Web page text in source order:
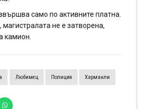
само по активните платна.
не е затворена,
камион.
Любимец Полиция Харманли